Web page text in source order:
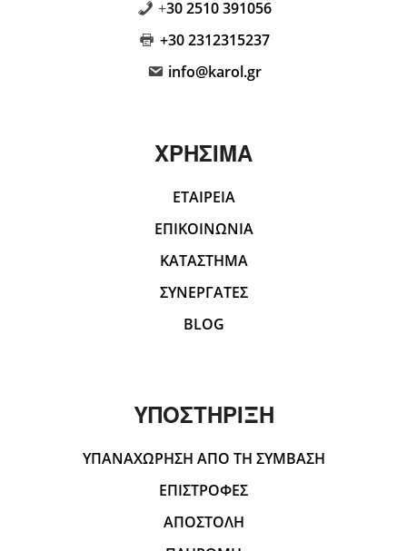
+30 2510 391056
+30 2312315237
info@karol.gr
ΧΡΗΣΙΜΑ
ΕΤΑΙΡΕΙΑ
ΕΠΙΚΟΙΝΩΝΙΑ
ΚΑΤΑΣΤΗΜΑ
ΣΥΝΕΡΓΑΤΕΣ
BLOG
ΥΠΟΣΤΗΡΙΞΗ
ΥΠΑΝΑΧΩΡΗΣΗ ΑΠΟ ΤΗ ΣΥΜΒΑΣΗ
ΕΠΙΣΤΡΟΦΕΣ
ΑΠΟΣΤΟΛΗ